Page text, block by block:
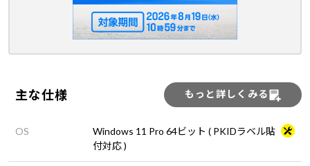
主な仕様 もっと詳しくみる
OS
Windows 11 Pro 64ビット ( PKIDラベル貼
付対応 )